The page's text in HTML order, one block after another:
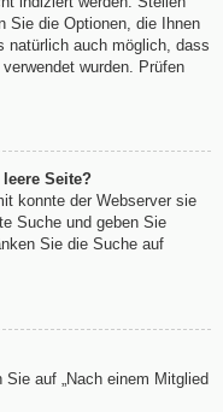
Sie die Optionen, die Ihnen
natürlich auch möglich, dass
wurden. Prüfen
Seite?
konnte der Webserver sie
Suche und geben Sie
Sie die Suche auf
auf „Nach einem Mitglied